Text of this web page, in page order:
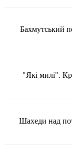
Бахмутський
"Які милі".
Шахеди над